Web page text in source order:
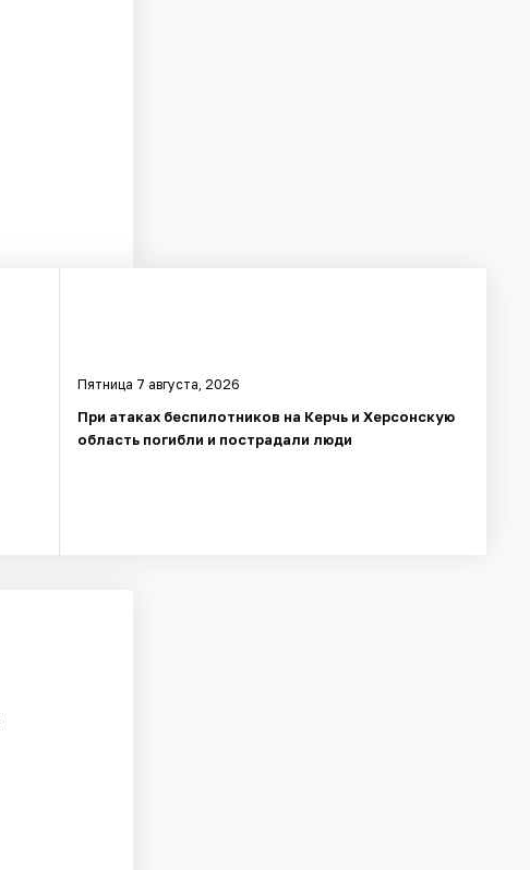
Пятница 7 августа, 2026
При атаках беспилотников на Керчь и Херсонскую
область погибли и пострадали люди